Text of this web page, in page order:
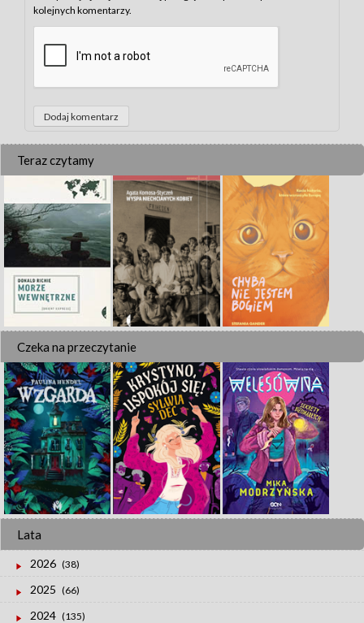
kolejnych komentarzy.
Teraz czytamy
Czeka na przeczytanie
Lata
2026 (38)
2025 (66)
2024 (135)